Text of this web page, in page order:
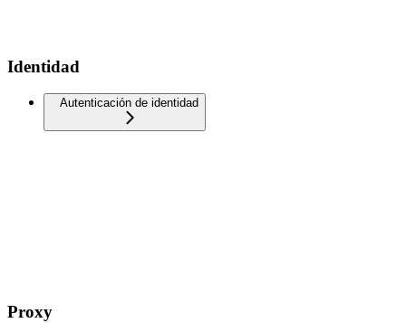
Identidad
Autenticación de identidad
Proxy